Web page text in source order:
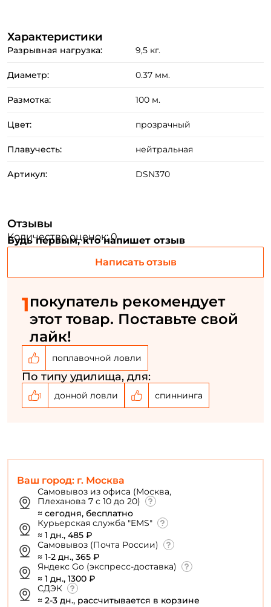
Ваш город: г. Москва
Самовывоз из офиса (Москва,
Плеханова 7 с 10 до 20)
≈ сегодня, бесплатно
Курьерская служба "EMS"
≈ 1 дн., 485 ₽
Самовывоз (Почта России)
≈ 1-2 дн., 365 ₽
Яндекс Go (экспресс-доставка)
≈ 1 дн., 1300 ₽
СДЭК
≈ 2-3 дн., рассчитывается в корзине
Характеристики
Разрывная нагрузка: 9,5 кг.
Диаметр: 0.37 мм.
Размотка: 100 м.
Цвет: прозрачный
Плавучесть: нейтральная
Артикул: DSN370
Отзывы
Количество оценок: 0
Будь первым, кто напишет отзыв
Написать отзыв
1покупатель рекомендует
этот товар. Поставьте свой
лайк!
поплавочной ловли
По типу удилища, для:
1 донной ловли спиннинга
ФИО: *
Email: *
Номер телефона: *
Придумайте пароль: *
Повторите пароль: *
У меня уже есть аккаунт